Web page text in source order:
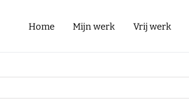
Home Mijn werk Vrij werk